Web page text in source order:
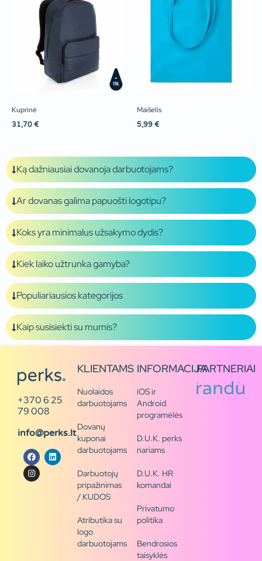
Kuprinė
31,70 €
Maišelis
5,99 €
Ką dažniausiai dovanoja darbuotojams?
Ar dovanas galima papuošti logotipu?
Koks yra minimalus užsakymo dydis?
Kiek laiko užtrunka gamyba?
Populiariausios kategorijos
Kaip susisiekti su mumis?
+370 6 25
79 008
info@perks.lt
KLIENTAMS
Nuolaidos
darbuotojams
Dovanų
kuponai
darbuotojams
Darbuotojų
pripažinimas
/ KUDOS
Atributika su
logo
darbuotojams
INFORMACIJA
iOS ir
Android
programėlės
D.U.K. perks
nariams
D.U.K. HR
komandai
Privatumo
politika
Bendrosios
taisyklės
PARTNERIAI